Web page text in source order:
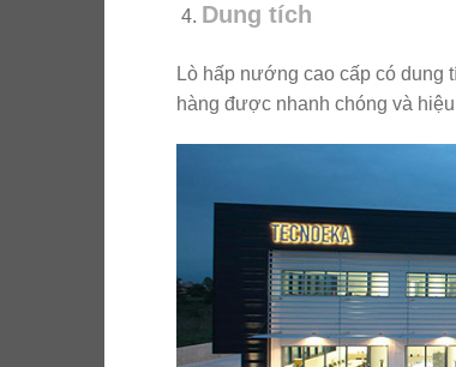
Dung tích
Lò hấp nướng cao cấp có
hàng được nhanh chóng và